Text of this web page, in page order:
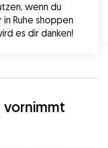
wenn du
Ruhe shoppen
es dir danken!
vornimmt